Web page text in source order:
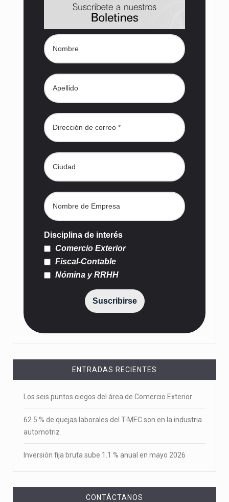
Disciplina de interés
Comercio Exterior
Fiscal-Contable
Nómina y RRHH
Suscribirse
ENTRADAS RECIENTES
Los seis puntos ciegos del área de Comercio Exterior
62.5 % de quejas laborales del T-MEC son en la industria
automotriz
Inversión fija bruta sube 1.1 % anual en mayo 2026
CONTÁCTANOS